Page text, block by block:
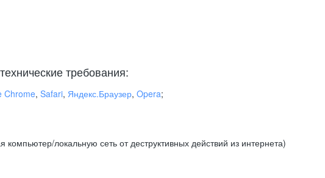
требования:
Chrome, Safari, Яндекс.Браузер, Opera;
локальную сеть от деструктивных действий из интернета)